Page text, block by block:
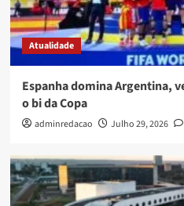
Atualidade
Espanha domina Argentina,
o bi da Copa
adminredacao Julho 29, 2026